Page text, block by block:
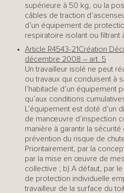
supérieure à 50 kg, ou la
câbles de traction
d’un équipement de
respiratoire isolant ou filtrant
Article R4543-21Création
décembre 2008 – art. 5
Un travailleur isolé ne peut
ou travaux qui conduisent à
l’habitacle d’un équipement
qu’aux conditions
L’équipement est doté
de manœuvre d’inspection
manière à garantir la sécurité
prévention du risque de
Prioritairement, par la
par la mise en œuvre de
collective ; b) A défaut, par
de protection individuelle
travailleur de la surface du